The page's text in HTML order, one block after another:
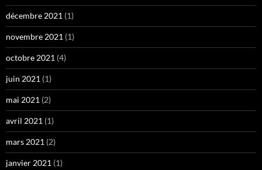
décembre 2021 (1)
novembre 2021 (1)
octobre 2021 (4)
juin 2021 (1)
mai 2021 (2)
avril 2021 (1)
mars 2021 (2)
janvier 2021 (1)